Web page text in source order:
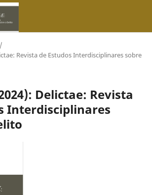
/
Revista de Estudos Interdisciplinares sobre
Delictae: Revista
Interdisciplinares